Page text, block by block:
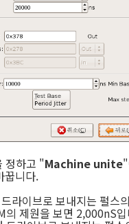
정하고 "Machine unite
꿉니다.
라이브로 보내지는 펄스
의 제원을 보면 2,000nS